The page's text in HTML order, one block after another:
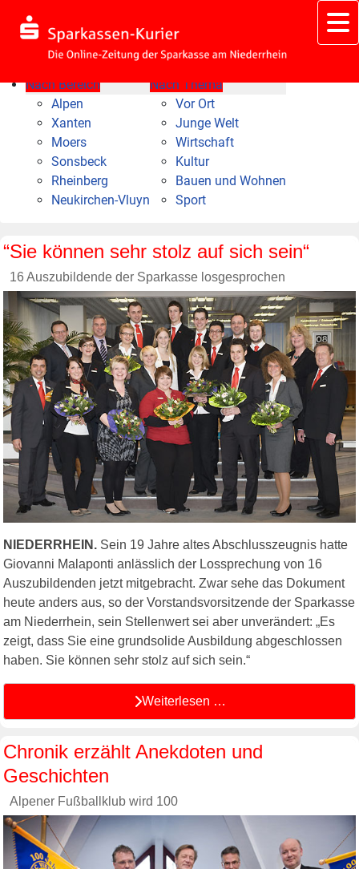
Nach Bereich
Alpen
Xanten
Moers
Sonsbeck
Rheinberg
Neukirchen-Vluyn
Nach Thema
Vor Ort
Junge Welt
Wirtschaft
Kultur
Bauen und Wohnen
Sport
“Sie können sehr stolz auf sich sein“
16 Auszubildende der Sparkasse losgesprochen
NIEDERRHEIN. Sein 19 Jahre altes Abschlusszeugnis hatte
Giovanni Malaponti anlässlich der Lossprechung von 16
Auszubildenden jetzt mitgebracht. Zwar sehe das Dokument
heute anders aus, so der Vorstandsvorsitzende der Sparkasse
am Niederrhein, sein Stellenwert sei aber unverändert: „Es
zeigt, dass Sie eine grundsolide Ausbildung abgeschlossen
haben. Sie können sehr stolz auf sich sein.“
Weiterlesen …
Chronik erzählt Anekdoten und
Geschichten
Alpener Fußballklub wird 100